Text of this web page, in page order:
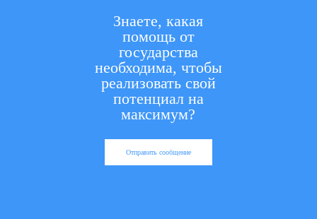
Знаете, какая
помощь от
государства
необходима, чтобы
реализовать свой
потенциал на
максимум?
Отправить сообщение